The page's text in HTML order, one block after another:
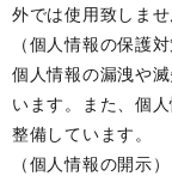
外では使用致しませ
（個人情報の保護対
個人情報の漏洩や
います。また、個
整備しています。
（個人情報の開示）